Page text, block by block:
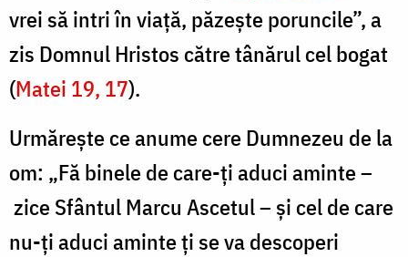
vrei să intri în viață, păzește poruncile”, a
zis Domnul Hristos către tânărul cel bogat
(Matei 19, 17).
Urmărește ce anume cere Dumnezeu de la
om: „Fă binele de care-ți aduci aminte –
zice Sfântul Marcu Ascetul – și cel de care
nu-ți aduci aminte ți se va descoperi